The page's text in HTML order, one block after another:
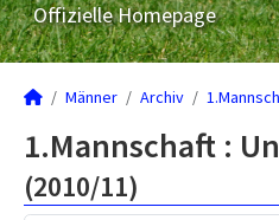
Offizielle Homepage
Männer Archiv
1.Mannschaft :
(2010/11)